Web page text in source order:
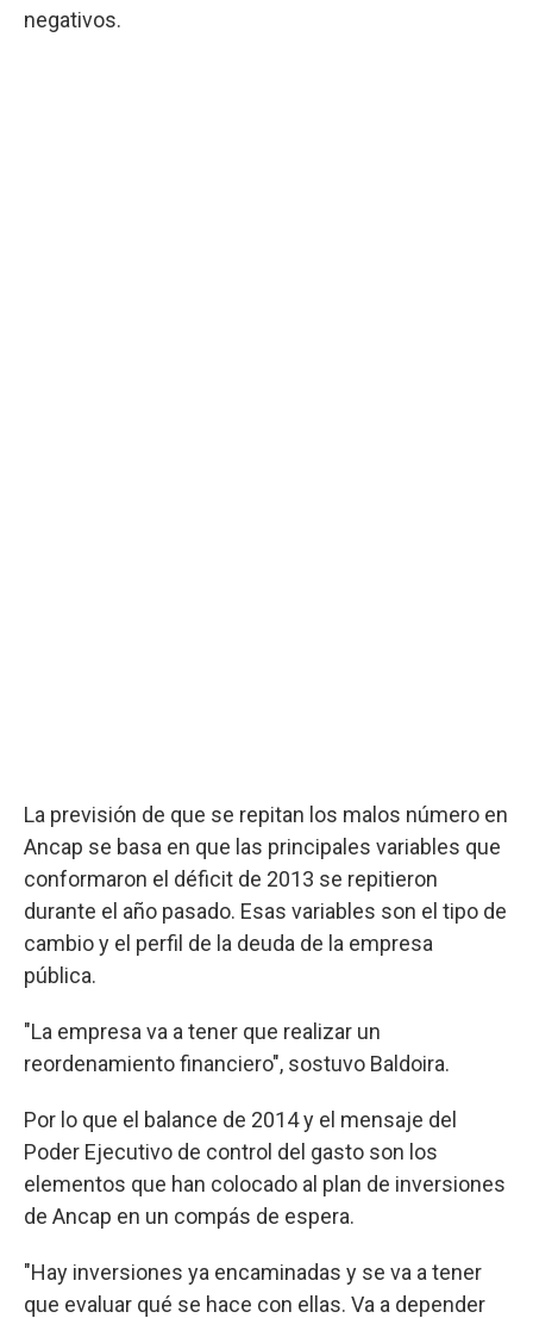
negativos.
La previsión de que se repitan los malos número en
Ancap se basa en que las principales variables que
conformaron el déficit de 2013 se repitieron
durante el año pasado. Esas variables son el tipo de
cambio y el perfil de la deuda de la empresa
pública.
"La empresa va a tener que realizar un
reordenamiento financiero", sostuvo Baldoira.
Por lo que el balance de 2014 y el mensaje del
Poder Ejecutivo de control del gasto son los
elementos que han colocado al plan de inversiones
de Ancap en un compás de espera.
"Hay inversiones ya encaminadas y se va a tener
que evaluar qué se hace con ellas. Va a depender